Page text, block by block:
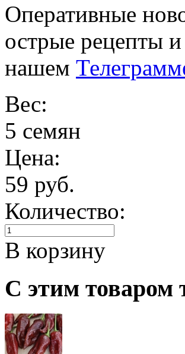
Оперативные
острые рецепты
нашем
Вес:
5 семян
Цена:
59 руб.
Количество:
В корзину
С этим товаром